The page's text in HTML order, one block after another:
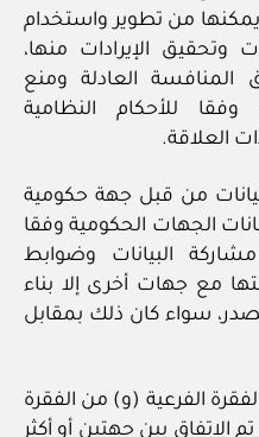
يمكنها من تطوير واستخدام
وتحقيق الإيرادات منها،
العادلة ومنع
وفقا للأحكام النظامية
العلاقة.
من قبل جهة حكومية
الجهات الحكومية وفقا
البيانات وضوابط
مع جهات أخرى إلا بناء
سواء كان ذلك بمقابل
الفرعية (و) من الفقرة
الاتفاق بين جهتين أو أكثر